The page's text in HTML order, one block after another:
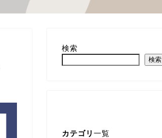
検索
検索
カテゴリ 一覧